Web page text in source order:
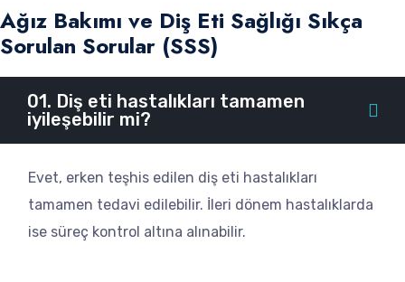
Ağız Bakımı ve Diş Eti Sağlığı Sıkça
Sorulan Sorular (SSS)
01. Diş eti hastalıkları tamamen
iyileşebilir mi?
Evet, erken teşhis edilen diş eti hastalıkları
tamamen tedavi edilebilir. İleri dönem hastalıklarda
ise süreç kontrol altına alınabilir.